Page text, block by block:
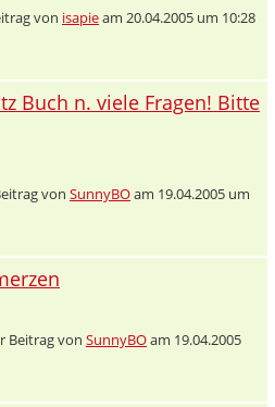
von isapieam 20.04.2005 um 10:28
Buch n. viele Fragen! Bitte
von SunnyBOam 19.04.2005 um
Beitrag von SunnyBOam 19.04.2005